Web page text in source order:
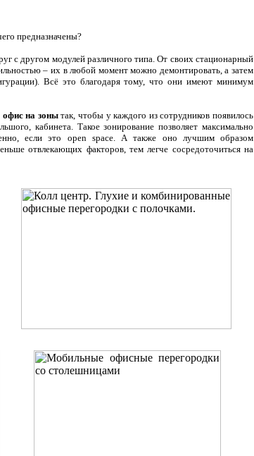
предназначены?
с другом модулей различного типа. От своих стационарный
– их в любой момент можно демонтировать, а затем
Всё это благодаря тому, что они имеют минимум
офис на зонытак, чтобы у каждого из сотрудников появилось
кабинета. Такое зонирование позволяет максимально
если это open space. А также оно лучшим образом
отвлекающих факторов, тем легче сосредоточиться на